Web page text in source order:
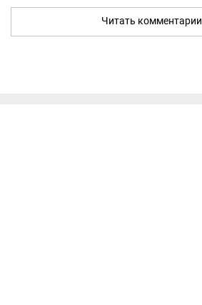
Читать комментарии